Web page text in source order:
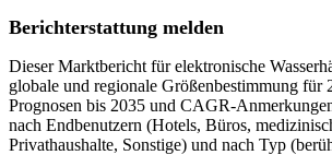
Berichterstattung melden
Dieser Marktbericht für elektronische
globale und regionale Größenbestimmung für
Prognosen bis 2035 und CAGR-
nach Endbenutzern (Hotels, Büros,
Privathaushalte, Sonstige) und nach Typ